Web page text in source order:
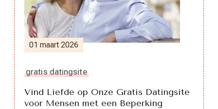
01 maart 2026
gratis datingsite
Vind Liefde op Onze Gratis Datingsite
voor Mensen met een Beperking